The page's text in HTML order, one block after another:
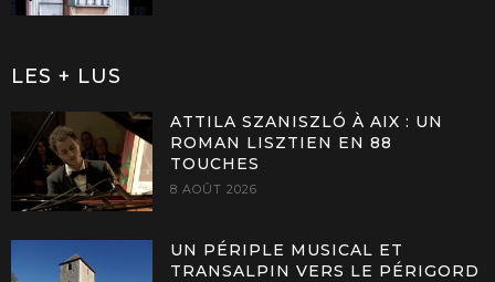
LES + LUS
ATTILA SZANISZLÓ À AIX : UN
ROMAN LISZTIEN EN 88
TOUCHES
8 AOÛT 2026
UN PÉRIPLE MUSICAL ET
TRANSALPIN VERS LE PÉRIGORD